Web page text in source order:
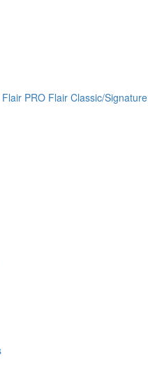
Flair PRO Flair Classic/Signature